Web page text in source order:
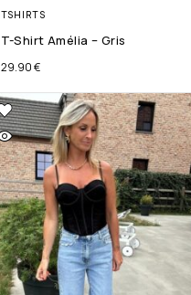
TSHIRTS
T-Shirt Amélia – Gris
29.90€